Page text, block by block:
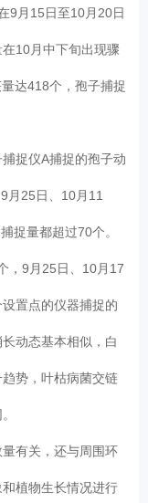
9月15日至10月20日
10月中下旬出现骤
达418个，孢子捕捉
捉仪A捕捉的孢子动
月25日、10月11
捉量都超过70个。
，9月25日、10月17
置点的仪器捕捉的
动态基本相似，白
势，叶枯病菌交链
。
有关，还与周围环
植物生长情况进行